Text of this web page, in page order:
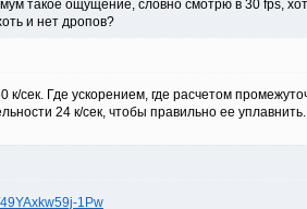
такое ощущение, словно смотрю в 30 fps,
и нет дропов?
сек. Где ускорением, где расчетом
24 к/сек, чтобы правильно ее уплавнить.
1Pw